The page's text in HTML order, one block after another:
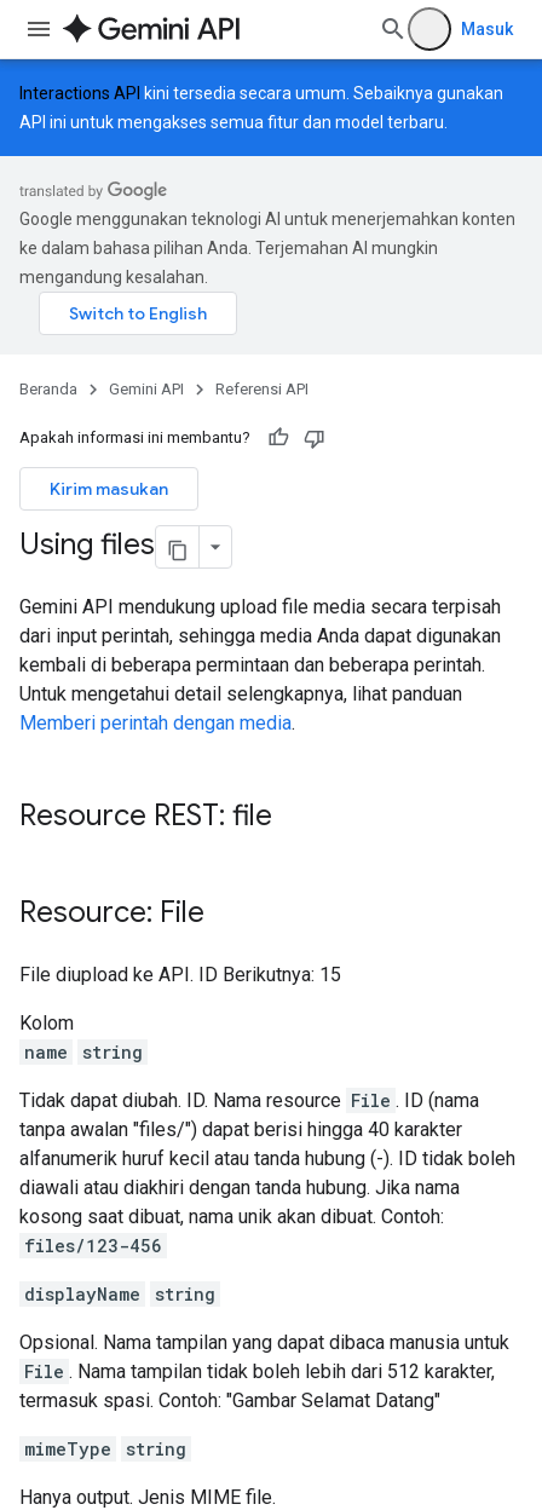
Masuk
Interactions API kini tersedia secara umum. Sebaiknya gunakan
API ini untuk mengakses semua fitur dan model terbaru.
Google menggunakan teknologi AI untuk menerjemahkan konten
ke dalam bahasa pilihan Anda. Terjemahan AI mungkin
mengandung kesalahan.
Beranda Gemini API Referensi API
Apakah informasi ini membantu?
Kirim masukan
Using files
Gemini API mendukung upload file media secara terpisah
dari input perintah, sehingga media Anda dapat digunakan
kembali di beberapa permintaan dan beberapa perintah.
Untuk mengetahui detail selengkapnya, lihat panduan
Memberi perintah dengan media.
Resource REST: file
Resource: File
File diupload ke API. ID Berikutnya: 15
Kolom
name
string
Tidak dapat diubah. ID. Nama resource File . ID (nama
tanpa awalan "files/") dapat berisi hingga 40 karakter
alfanumerik huruf kecil atau tanda hubung (-). ID tidak boleh
diawali atau diakhiri dengan tanda hubung. Jika nama
kosong saat dibuat, nama unik akan dibuat. Contoh:
files/123-456
displayName string
Opsional. Nama tampilan yang dapat dibaca manusia untuk
File . Nama tampilan tidak boleh lebih dari 512 karakter,
termasuk spasi. Contoh: "Gambar Selamat Datang"
mimeType string
Hanya output. Jenis MIME file.